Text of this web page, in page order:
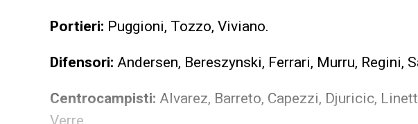
Portieri: Puggioni, Tozzo, Viviano.
Difensori: Andersen, Bereszynski, Ferrari, Murru, Regini,
Centrocampisti: Alvarez, Barreto, Capezzi, Djuricic,
Verre.